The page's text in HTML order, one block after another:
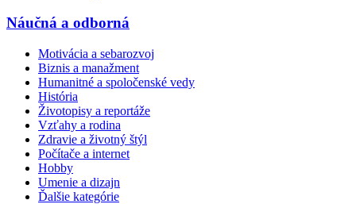
Náučná a odborná
Motivácia a sebarozvoj
Biznis a manažment
Humanitné a spoločenské vedy
História
Životopisy a reportáže
Vzťahy a rodina
Zdravie a životný štýl
Počítače a internet
Hobby
Umenie a dizajn
Ďalšie kategórie